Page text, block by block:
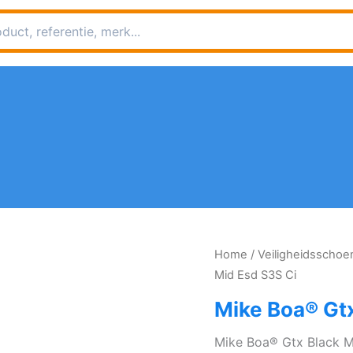
Home /
Mid Esd S3S Ci
Mike Boa®
Mike Boa® Gtx Black